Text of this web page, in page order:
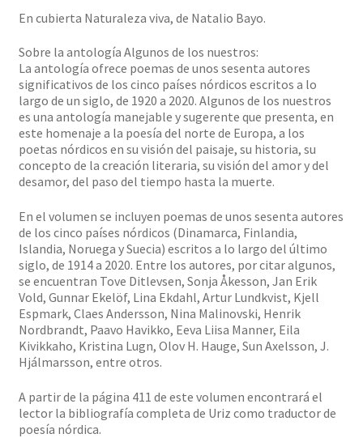
En cubierta Naturaleza viva, de Natalio Bayo.
Sobre la antología Algunos de los nuestros:
La antología ofrece poemas de unos sesenta autores
significativos de los cinco países nórdicos escritos a lo
largo de un siglo, de 1920 a 2020. Algunos de los nuestros
es una antología manejable y sugerente que presenta, en
este homenaje a la poesía del norte de Europa, a los
poetas nórdicos en su visión del paisaje, su historia, su
concepto de la creación literaria, su visión del amor y del
desamor, del paso del tiempo hasta la muerte.
En el volumen se incluyen poemas de unos sesenta autores
de los cinco países nórdicos (Dinamarca, Finlandia,
Islandia, Noruega y Suecia) escritos a lo largo del último
siglo, de 1914 a 2020. Entre los autores, por citar algunos,
se encuentran Tove Ditlevsen, Sonja Åkesson, Jan Erik
Vold, Gunnar Ekelöf, Lina Ekdahl, Artur Lundkvist, Kjell
Espmark, Claes Andersson, Nina Malinovski, Henrik
Nordbrandt, Paavo Havikko, Eeva Liisa Manner, Eila
Kivikkaho, Kristina Lugn, Olov H. Hauge, Sun Axelsson, J.
Hjálmarsson, entre otros.
A partir de la página 411 de este volumen encontrará el
lector la bibliografía completa de Uriz como traductor de
poesía nórdica.